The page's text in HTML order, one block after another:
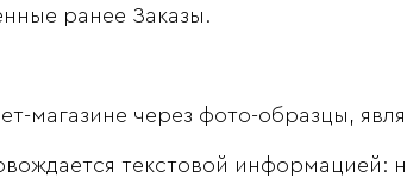
ранее Заказы.
магазине через фото-образцы,
текстовой